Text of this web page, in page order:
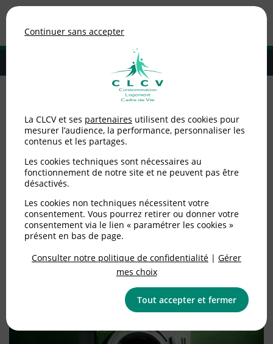
MENU
Adhérer à la CLCV
pour laver son linge de manière écologique
4 gestes pour laver son
linge de manière
écologique
Publié le24/05/2023(mis à jour le
Environnement / Santé
Continuer sans accepter
La CLCV et ses partenaires utilisent des cookies pour
mesurer l’audience, la performance, personnaliser les
contenus et les partages.
Les cookies techniques sont nécessaires au
fonctionnement de notre site et ne peuvent pas être
désactivés.
Les cookies non techniques nécessitent votre
consentement. Vous pourrez retirer ou donner votre
consentement via le lien « paramétrer les cookies »
présent en bas de page.
Consulter notre politique de confidentialité | Gérer
mes choix
Tout accepter et fermer